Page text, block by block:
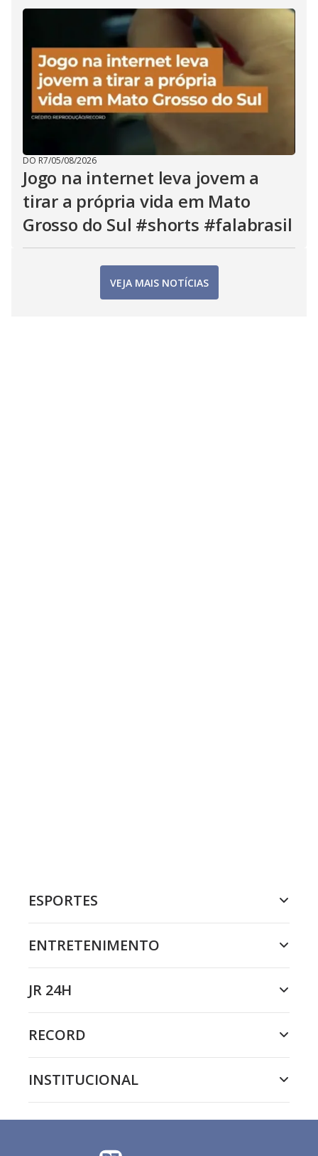
DO R7/05/08/2026
Jogo na internet leva jovem a
tirar a própria vida em Mato
Grosso do Sul #shorts #falabrasil
VEJA MAIS NOTÍCIAS
ESPORTES
ENTRETENIMENTO
JR 24H
RECORD
INSTITUCIONAL